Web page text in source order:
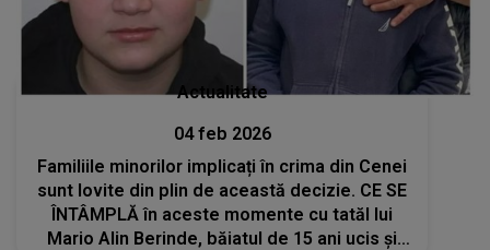
Actualitate
04 feb 2026
Familiile minorilor implicați în crima din Cenei
sunt lovite din plin de această decizie. CE SE
ÎNTÂMPLĂ în aceste momente cu tatăl lui
Mario Alin Berinde, băiatul de 15 ani ucis și